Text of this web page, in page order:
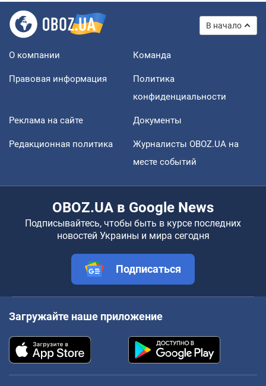
В начало
О компании Команда
Правовая информация
Политика
конфиденциальности
Реклама на сайте Документы
Редакционная политика
Журналисты OBOZ.UA на
месте событий
OBOZ.UA в Google News
Подписывайтесь, чтобы быть в курсе последних
новостей Украины и мира сегодня
Подписаться
Загружайте наше приложение